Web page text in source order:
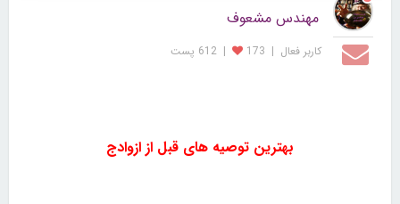
مهندس مشعوف
کاربر فعال |
173
| 612 پست
بهترین توصیه های قبل از ازوادج